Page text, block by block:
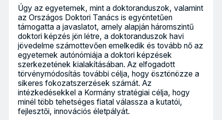
Úgy az egyetemek, mint a doktoranduszok, valamint
az Országos Doktori Tanács is egyöntetűen
támogatta a javaslatot, amely alapján háromszintű
doktori képzés jön létre, a doktoranduszok havi
jövedelme számottevően emelkedik és tovább nő az
egyetemek autónómiája a doktori képzések
szerkezetének kialakításában. Az elfogadott
törvénymódosítás további célja, hogy ösztönözze a
sikeres fokozatszerzések számát. Az
intézkedésekkel a Kormány stratégiai célja, hogy
minél több tehetséges fiatal válassza a kutatói,
fejlesztői, innovációs életpályát.